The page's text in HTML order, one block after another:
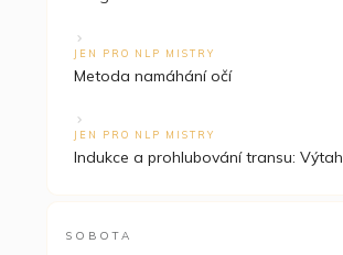
JEN PRO NLP MISTRY
Metoda namáhání očí
JEN PRO NLP MISTRY
Indukce a prohlubování transu: Výtah
SOBOTA